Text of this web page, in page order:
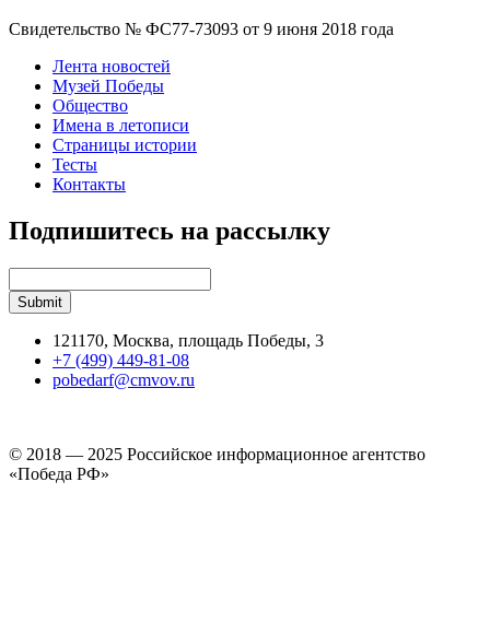
Свидетельство № ФС77-73093 от 9 июня 2018 года
Лента новостей
Музей Победы
Общество
Имена в летописи
Страницы истории
Тесты
Контакты
Подпишитесь на рассылку
121170, Москва, площадь Победы, 3
+7 (499) 449-81-08
pobedarf@cmvov.ru
© 2018 — 2025 Российское информационное агентство
«Победа РФ»